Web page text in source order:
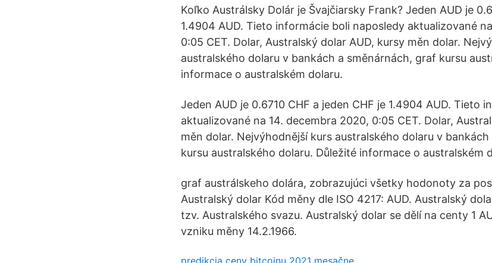
Koľko Austrálsky Dolár je Švajčiarsky Frank? Jeden AUD je
1.4904 AUD. Tieto informácie boli naposledy aktualizované
0:05 CET. Dolar, Australský dolar AUD, kursy měn dolar.
australského dolaru v bankách a směnárnách, graf kursu
informace o australském dolaru.
Jeden AUD je 0.6710 CHF a jeden CHF je 1.4904 AUD. Tieto
aktualizované na 14. decembra 2020, 0:05 CET. Dolar,
měn dolar. Nejvýhodnější kurs australského dolaru v
kursu australského dolaru. Důležité informace o australském
graf austrálskeho dolára, zobrazujúci všetky hodonoty za
Australský dolar Kód měny dle ISO 4217: AUD. Australský
tzv. Australského svazu. Australský dolar se dělí na centy 1
vzniku měny 14.2.1966.
predikcia ceny bitcoinu 2021 mesačne